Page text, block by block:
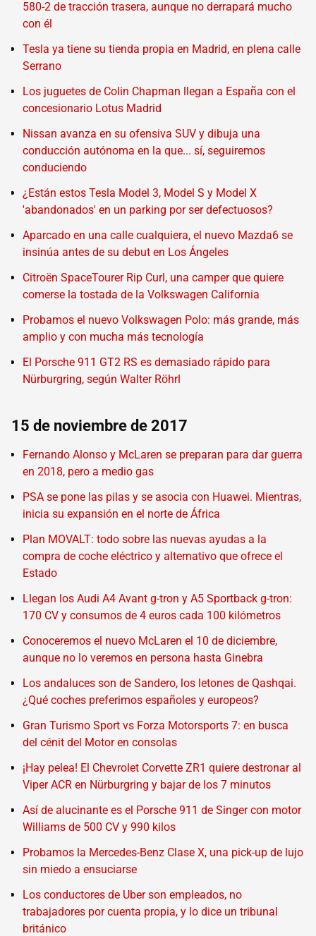
580-2 de tracción trasera, aunque no derrapará mucho
con él
Tesla ya tiene su tienda propia en Madrid, en plena calle
Serrano
Los juguetes de Colin Chapman llegan a España con el
concesionario Lotus Madrid
Nissan avanza en su ofensiva SUV y dibuja una
conducción autónoma en la que... sí, seguiremos
conduciendo
¿Están estos Tesla Model 3, Model S y Model X
'abandonados' en un parking por ser defectuosos?
Aparcado en una calle cualquiera, el nuevo Mazda6 se
insinúa antes de su debut en Los Ángeles
Citroën SpaceTourer Rip Curl, una camper que quiere
comerse la tostada de la Volkswagen California
Probamos el nuevo Volkswagen Polo: más grande, más
amplio y con mucha más tecnología
El Porsche 911 GT2 RS es demasiado rápido para
Nürburgring, según Walter Röhrl
15 de noviembre de 2017
Fernando Alonso y McLaren se preparan para dar guerra
en 2018, pero a medio gas
PSA se pone las pilas y se asocia con Huawei. Mientras,
inicia su expansión en el norte de África
Plan MOVALT: todo sobre las nuevas ayudas a la
compra de coche eléctrico y alternativo que ofrece el
Estado
Llegan los Audi A4 Avant g-tron y A5 Sportback g-tron:
170 CV y consumos de 4 euros cada 100 kilómetros
Conoceremos el nuevo McLaren el 10 de diciembre,
aunque no lo veremos en persona hasta Ginebra
Los andaluces son de Sandero, los letones de Qashqai.
¿Qué coches preferimos españoles y europeos?
Gran Turismo Sport vs Forza Motorsports 7: en busca
del cénit del Motor en consolas
¡Hay pelea! El Chevrolet Corvette ZR1 quiere destronar al
Viper ACR en Nürburgring y bajar de los 7 minutos
Así de alucinante es el Porsche 911 de Singer con motor
Williams de 500 CV y 990 kilos
Probamos la Mercedes-Benz Clase X, una pick-up de lujo
sin miedo a ensuciarse
Los conductores de Uber son empleados, no
trabajadores por cuenta propia, y lo dice un tribunal
británico